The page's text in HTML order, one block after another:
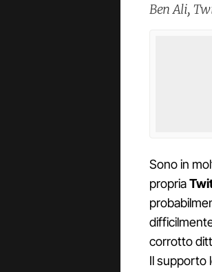
Ben Ali,
Sono in
propria
corrotto
Il supporto